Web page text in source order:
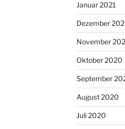
Januar 2021
Dezember
November
Oktober 2020
September
August 2020
Juli 2020